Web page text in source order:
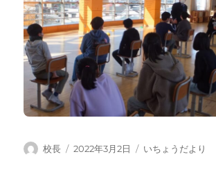
投
校長
投
2022年3月2日
カ
いちょうだより